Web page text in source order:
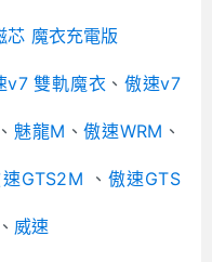
魔衣充電版
v7 雙軌魔衣 、傲速v7
、 魅龍M 、傲速WRM 、
GTS2M 、 傲速GTS
、 威速